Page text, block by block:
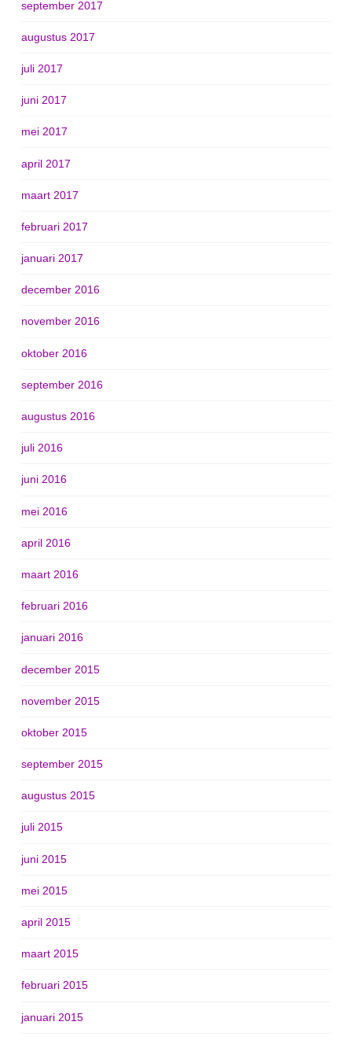
september 2017
augustus 2017
juli 2017
juni 2017
mei 2017
april 2017
maart 2017
februari 2017
januari 2017
december 2016
november 2016
oktober 2016
september 2016
augustus 2016
juli 2016
juni 2016
mei 2016
april 2016
maart 2016
februari 2016
januari 2016
december 2015
november 2015
oktober 2015
september 2015
augustus 2015
juli 2015
juni 2015
mei 2015
april 2015
maart 2015
februari 2015
januari 2015